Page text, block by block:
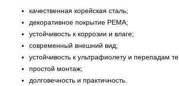
качественная корейская сталь;
декоративное покрытие PEMA;
устойчивость к коррозии и влаге;
современный внешний вид;
устойчивость к ультрафиолету и перепадам
простой монтаж;
долговечность и практичность.